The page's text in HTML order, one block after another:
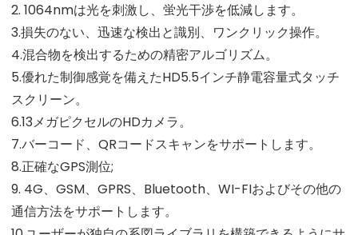
2. 1064nmは光を刺激し、蛍光干渉を低減します。
3.損失のない、迅速な検出と識別、ワンクリック操作。
4.混合物を検出するための精密アルゴリズム。
5.優れた制御感覚を備えたHD5.5インチ静電容量式タッチ
スクリーン。
6.13メガピクセルのHDカメラ。
7.バーコード、QRコードスキャンをサポートします。
8.正確なGPS測位;
9. 4G、GSM、GPRS、Bluetooth、WI-FIおよびその他の
通信方法をサポートします。